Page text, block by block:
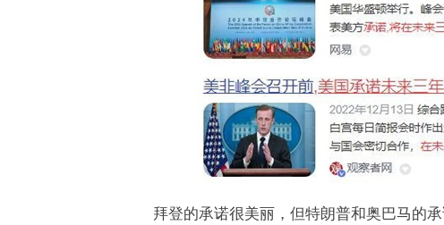
拜登的承诺很美丽，但特朗普和奥巴马的